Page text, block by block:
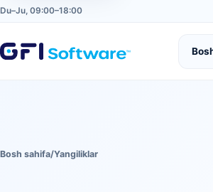
Du–Ju, 09:00–18:00
Bosh sahifa/Yangiliklar